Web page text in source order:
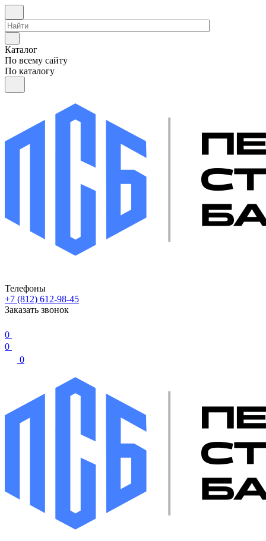
Каталог
По всему сайту
По каталогу
Телефоны
+7 (812) 612-98-45
Заказать звонок
0
0
0